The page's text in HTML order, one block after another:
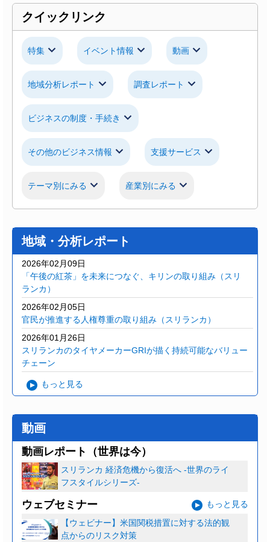
クイックリンク
特集 イベント情報 動画
地域分析レポート 調査レポート
ビジネスの制度・手続き
その他のビジネス情報 支援サービス
テーマ別にみる 産業別にみる
地域・分析レポート
2026年02月09日
「午後の紅茶」を未来につなぐ、キリンの取り組み（スリ
ランカ）
2026年02月05日
官民が推進する人権尊重の取り組み（スリランカ）
2026年01月26日
スリランカのタイヤメーカーGRIが描く持続可能なバリュー
チェーン
もっと見る
動画
動画レポート（世界は今）
スリランカ 経済危機から復活へ ‐世界のライ
フスタイルシリーズ‐
ウェブセミナー
もっと見る
【ウェビナー】米国関税措置に対する法的観
点からのリスク対策